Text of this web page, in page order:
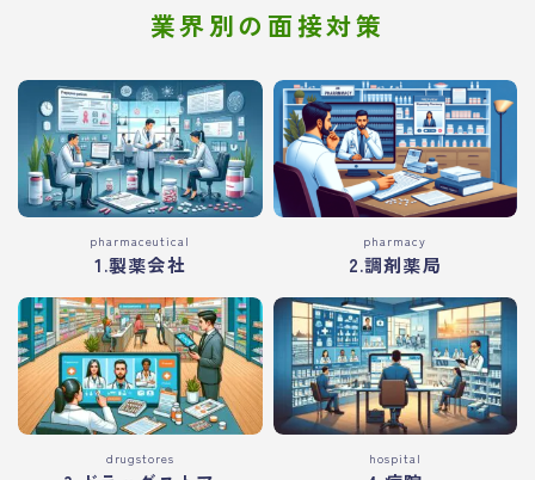
業界別の面接対策
pharmaceutical
1.製薬会社
pharmacy
2.調剤薬局
drugstores hospital